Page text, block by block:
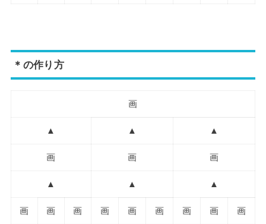
＊の作り方
画
▲ ▲ ▲
画 画 画
▲ ▲ ▲
画 画 画 画 画 画 画 画 画